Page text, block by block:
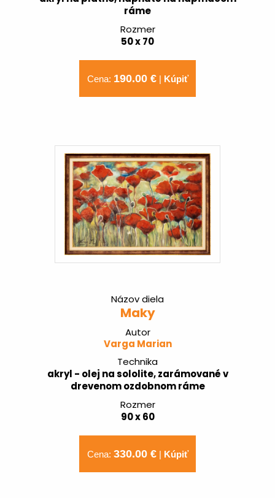
ráme
Rozmer
50 x 70
Cena: 190.00 €| Kúpiť
Názov diela
Maky
Autor
Varga Marian
Technika
akryl - olej na sololite, zarámované v
drevenom ozdobnom ráme
Rozmer
90 x 60
Cena: 330.00 €| Kúpiť